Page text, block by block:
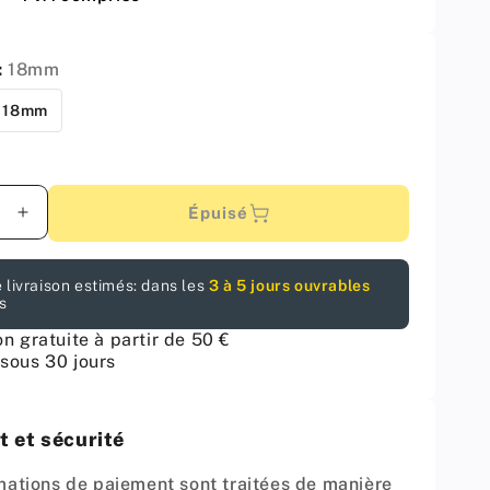
18mm
18mm
Augmenter
la
pour
Vis
Adhésif
18mm
Épuisé
livraison estimés: dans les 3 à 5 jours ouvrables
gratuite à partir de 50 €
30 jours
et sécurité
de paiement sont traitées de manière